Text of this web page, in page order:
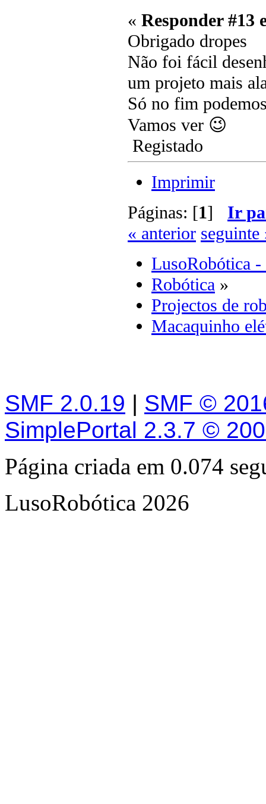
« Responder #13
Obrigado dropes
Não foi fácil
um projeto mais
Só no fim
Vamos ver 😉
Registado
Imprimir
Páginas: [1] Ir
« anterior seguinte
LusoRobótica -
Robótica »
Projectos de
Macaquinho
SMF 2.0.19 | SMF ©
SimplePortal 2.3.7 ©
Página criada em 0.074
LusoRobótica 2026